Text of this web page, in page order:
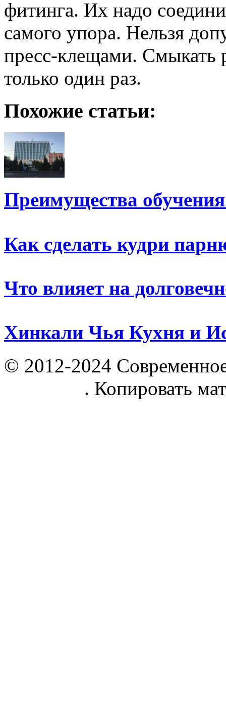
фитинга. Их надо
самого упора. Нельзя
пресс-клещами. Смыкать
только один раз.
Похожие статьи:
Преимущества
Как сделать кудри
Что влияет на
Хинкали Чья Кухня и
© 2012-2024
. Копировать